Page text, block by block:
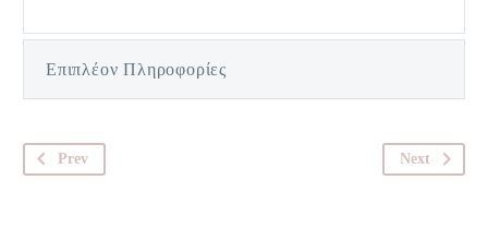
Επιπλέον Πληροφορίες
Prev Next